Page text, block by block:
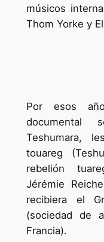
músicos
Thom Yorke y
Por esos
documental
Teshumara,
touareg
rebelión
Jérémie
recibiera el
(sociedad de
Francia).